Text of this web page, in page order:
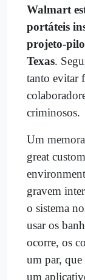
Walmart
portáteis
projeto-
Texas.
tanto evitar
criminosos.
Um
great
gravem
o sistema
usar os
ocorre, os
um par, que
um